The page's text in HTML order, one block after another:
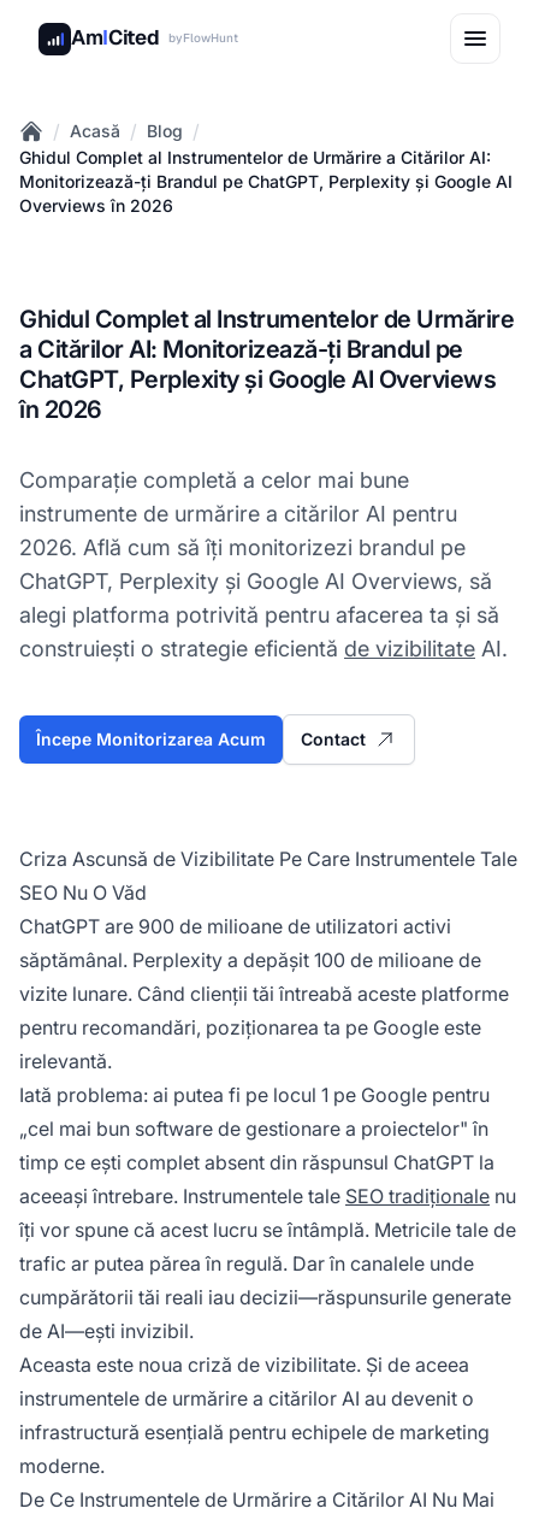
AmICited byFlowHunt
Home
/ Acasă / Blog /
Ghidul Complet al Instrumentelor de Urmărire a Citărilor AI:
Monitorizează-ți Brandul pe ChatGPT, Perplexity și Google AI
Overviews în 2026
Ghidul Complet al Instrumentelor de Urmărire
a Citărilor AI: Monitorizează-ți Brandul pe
ChatGPT, Perplexity și Google AI Overviews
în 2026
Comparație completă a celor mai bune
instrumente de urmărire a citărilor AI pentru
2026. Află cum să îți monitorizezi brandul pe
ChatGPT, Perplexity și Google AI Overviews, să
alegi platforma potrivită pentru afacerea ta și să
construiești o strategie eficientă de vizibilitate AI.
Începe Monitorizarea Acum Contact
Criza Ascunsă de Vizibilitate Pe Care Instrumentele Tale
SEO Nu O Văd
ChatGPT are 900 de milioane de utilizatori activi
săptămânal. Perplexity a depășit 100 de milioane de
vizite lunare. Când clienții tăi întreabă aceste platforme
pentru recomandări, poziționarea ta pe Google este
irelevantă.
Iată problema: ai putea fi pe locul 1 pe Google pentru
„cel mai bun software de gestionare a proiectelor" în
timp ce ești complet absent din răspunsul ChatGPT la
aceeași întrebare. Instrumentele tale SEO tradiționale nu
îți vor spune că acest lucru se întâmplă. Metricile tale de
trafic ar putea părea în regulă. Dar în canalele unde
cumpărătorii tăi reali iau decizii—răspunsurile generate
de AI—ești invizibil.
Aceasta este noua criză de vizibilitate. Și de aceea
instrumentele de urmărire a citărilor AI au devenit o
infrastructură esențială pentru echipele de marketing
moderne.
De Ce Instrumentele de Urmărire a Citărilor AI Nu Mai